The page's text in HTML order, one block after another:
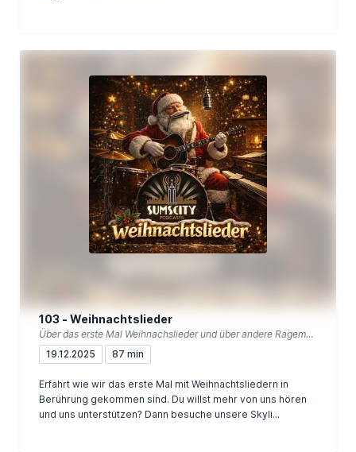
103 - Weihnachtslieder
Über das erste Mal Weihnachslieder und über andere Ragemomente
19.12.2025
87 min
Erfahrt wie wir das erste Mal mit Weihnachtsliedern in
Berührung gekommen sind. Du willst mehr von uns hören
und uns unterstützen? Dann besuche unsere Skyli...